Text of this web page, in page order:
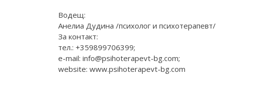
Водещ:
Анелиа Дудина /психолог и психотерапевт/
За контакт:
тел.: +359899706399;
e-mail: info@psihoterapevt-bg.com;
website: www.psihoterapevt-bg.com